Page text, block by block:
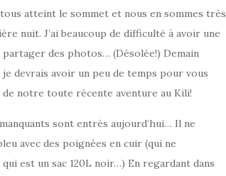
atteint le sommet et nous en sommes très
nuit. J’ai beaucoup de difficulté à avoir une
des photos… (Désolée!) Demain
devrais avoir un peu de temps pour vous
notre toute récente aventure au Kili!
sont entrés aujourd’hui… Il ne
avec des poignées en cuir (qui ne
est un sac 120L noir…) En regardant dans